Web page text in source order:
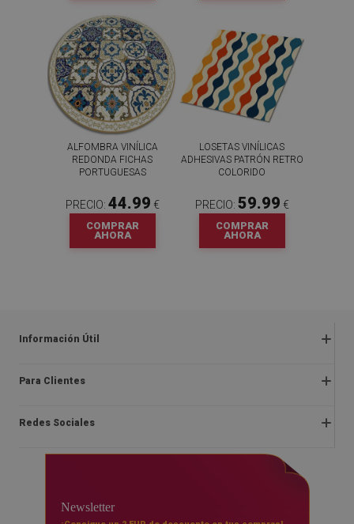
ALFOMBRA VINÍLICA
REDONDA FICHAS
PORTUGUESAS
PRECIO: 44.99 €
COMPRAR
AHORA
LOSETAS VINÍLICAS
ADHESIVAS PATRÓN RETRO
COLORIDO
PRECIO: 59.99 €
COMPRAR
AHORA
Información Útil
Preguntas frecuentes
Reglamentos de las ofertas
Para Clientes
Sobre nosotros
Redes Sociales
youtube
Newsletter